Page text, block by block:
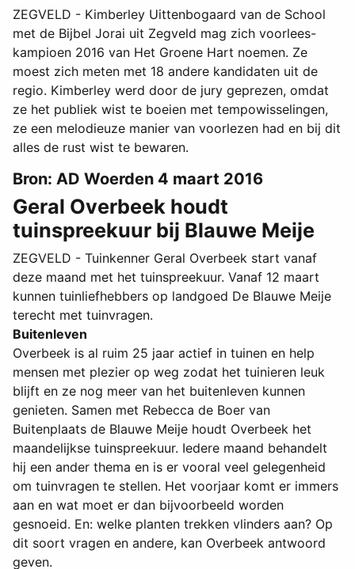
ZEGVELD - Kimberley Uittenbogaard van de School
met de Bijbel Jorai uit Zegveld mag zich voorlees-
kampioen 2016 van Het Groene Hart noemen. Ze
moest zich meten met 18 andere kandidaten uit de
regio. Kimberley werd door de jury geprezen, omdat
ze het publiek wist te boeien met tempowisselingen,
ze een melodieuze manier van voorlezen had en bij dit
alles de rust wist te bewaren.
Bron: AD Woerden 4 maart 2016
Geral Overbeek houdt
tuinspreekuur bij Blauwe Meije
ZEGVELD - Tuinkenner Geral Overbeek start vanaf
deze maand met het tuinspreekuur. Vanaf 12 maart
kunnen tuinliefhebbers op landgoed De Blauwe Meije
terecht met tuinvragen.
Buitenleven
Overbeek is al ruim 25 jaar actief in tuinen en help
mensen met plezier op weg zodat het tuinieren leuk
blijft en ze nog meer van het buitenleven kunnen
genieten. Samen met Rebecca de Boer van
Buitenplaats de Blauwe Meije houdt Overbeek het
maandelijkse tuinspreekuur. Iedere maand behandelt
hij een ander thema en is er vooral veel gelegenheid
om tuinvragen te stellen. Het voorjaar komt er immers
aan en wat moet er dan bijvoorbeeld worden
gesnoeid. En: welke planten trekken vlinders aan? Op
dit soort vragen en andere, kan Overbeek antwoord
geven.